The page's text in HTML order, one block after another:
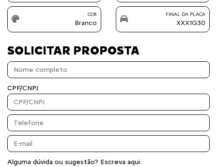
COR
Branco
FINAL DA PLACA
XXX1G30
SOLICITAR PROPOSTA
CPF/CNPJ
Alguma dúvida ou sugestão? Escreva aqui.